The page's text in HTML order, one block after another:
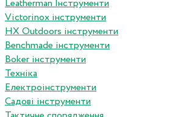
Leatherman Інструменти
Victorinox інструменти
HX Outdoors інструменти
Benchmade інструменти
Boker інструменти
Техніка
Електроінструменти
Садові інструменти